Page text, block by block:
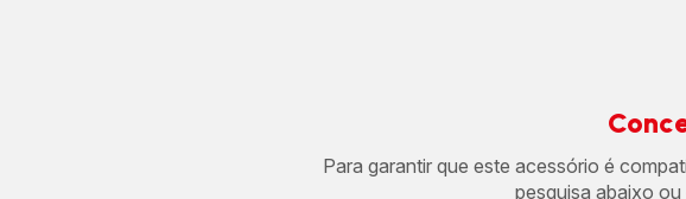
Para garantir que este acessório é
pesquisa abaixo